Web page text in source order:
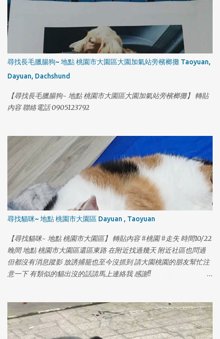
尋找長毛臘腸狗~ 地點 桃園市大園區大園加氣站旁檳榔攤 Taoyuan,
Dayuan, Dachshund
【尋找長毛臘腸狗~ 地點 桃園市大園區大園加氣站旁檳榔攤】 轉貼
內容 聯絡電話 0905123792
尋找貓咪~ 地點 桃園市大園區 Dayuan , Taoyuan
【尋找貓咪~ 地點 桃園市大園區】 轉貼內容 #桃園 #走失 時間10/22
晚間 地點 桃園市大園區還區東路 在附近找過幾天 附近社區也問過
但都沒有消息蹤影 放誘捕籠也至今沒抓到 請大園桃園的朋友幫忙注
意一下 有類似的貓出沒的話請馬上連絡我 感謝!!